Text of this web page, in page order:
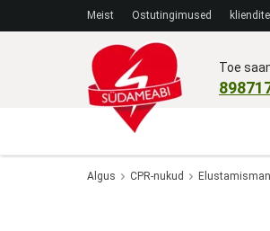
Meist Ostutingimused
Toe
Algus CPR-nukud